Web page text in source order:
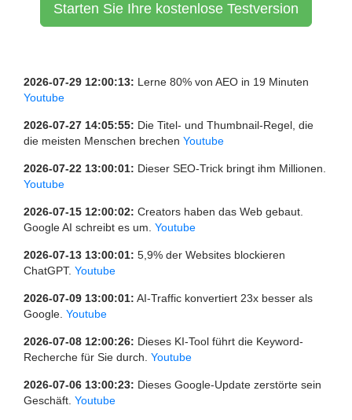
Starten Sie Ihre kostenlose Testversion
2026-07-29 12:00:13: Lerne 80% von AEO in 19 Minuten
Youtube
2026-07-27 14:05:55: Die Titel- und Thumbnail-Regel, die
die meisten Menschen brechen Youtube
2026-07-22 13:00:01: Dieser SEO-Trick bringt ihm Millionen.
Youtube
2026-07-15 12:00:02: Creators haben das Web gebaut.
Google AI schreibt es um. Youtube
2026-07-13 13:00:01: 5,9% der Websites blockieren
ChatGPT. Youtube
2026-07-09 13:00:01: AI-Traffic konvertiert 23x besser als
Google. Youtube
2026-07-08 12:00:26: Dieses KI-Tool führt die Keyword-
Recherche für Sie durch. Youtube
2026-07-06 13:00:23: Dieses Google-Update zerstörte sein
Geschäft. Youtube